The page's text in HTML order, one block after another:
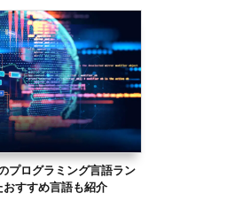
プログラミング言語ラン
すすめ言語も紹介